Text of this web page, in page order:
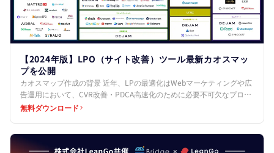
【2024年版】LPO（サイト改善）ツール最新カオスマッ
プを公開
カオスマップ作成の背景 近年、LPの最適化はWebマーケティングや広
告運用において、CVR改善・PDCA高速化のために必要不可欠なプロセ
スとなっています。 しかし、その最適化プロセ…
無料ダウンロード